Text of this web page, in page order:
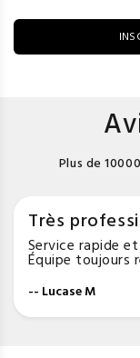
Plus de
Très
Service rapide
Équipe toujours
-- Lucase M